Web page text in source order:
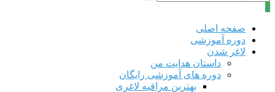
0
صفحه اصلی
دوره‌ آموزشی
لاغر شدن
داستان هدایت من
دوره های آموزشی رایگان
بهترین مراقبه لاغری